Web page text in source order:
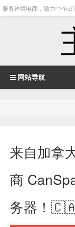
服务跨境电商，致力中企出
网站导航
来自加拿
商
务器！